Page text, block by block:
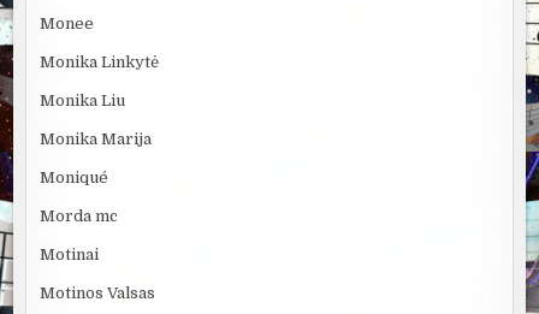
Monee
Monika Linkytė
Monika Liu
Monika Marija
Moniqué
Morda mc
Motinai
Motinos Valsas